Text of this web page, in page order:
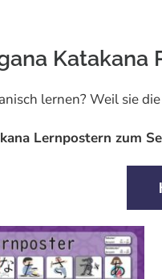
Katakana
lernen? Weil sie
Lernpostern zum